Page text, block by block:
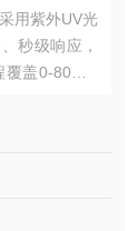
用紫外UV光
秒级响应，
盖0-80mg/